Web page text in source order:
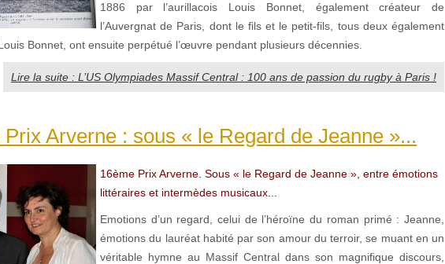
1886 par l’aurillacois Louis Bonnet, également créateur de
l’Auvergnat de Paris, dont le fils et le petit-fils, tous deux également
Bonnet, ont ensuite perpétué l’œuvre pendant plusieurs décennies.
Lire la suite : L’US Olympiades Massif Central : 100 ans de passion du rugby à Paris !
Prix Arverne : sous « le Regard de Jeanne »...
16ème Prix Arverne. Sous « le Regard de Jeanne », entre émotions
littéraires et intermèdes musicaux...
Emotions d’un regard, celui de l’héroïne du roman primé : Jeanne,
émotions du lauréat habité par son amour du terroir, se muant en un
véritable hymne au Massif Central dans son magnifique discours,